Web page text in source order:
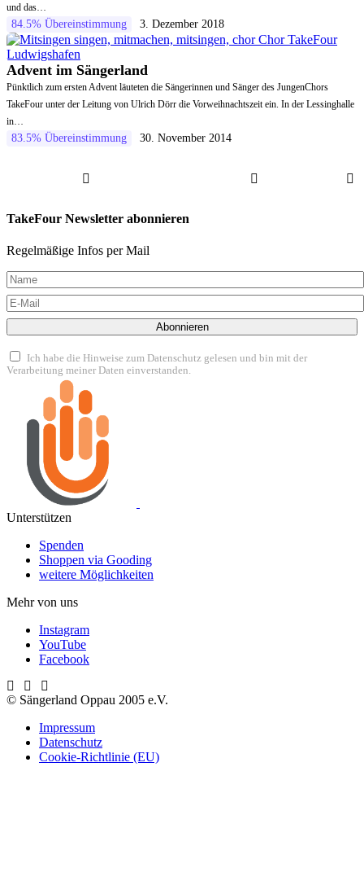
und das…
84.5% Übereinstimmung 3. Dezember 2018
Advent im Sängerland
Pünktlich zum ersten Advent läuteten die Sängerinnen und Sänger des JungenChors
TakeFour unter der Leitung von Ulrich Dörr die Vorweihnachtszeit ein. In der Lessinghalle
in…
83.5% Übereinstimmung 30. November 2014
TakeFour Newsletter abonnieren
Regelmäßige Infos per Mail
Abonnieren
Ich habe die Hinweise zum Datenschutz gelesen und bin mit der
Verarbeitung meiner Daten einverstanden.
Unterstützen
Spenden
Shoppen via Gooding
weitere Möglichkeiten
Mehr von uns
Instagram
YouTube
Facebook
© Sängerland Oppau 2005 e.V.
Impressum
Datenschutz
Cookie-Richtlinie (EU)